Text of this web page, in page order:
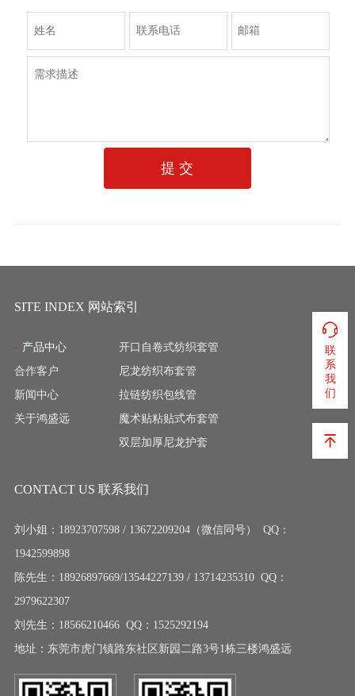
提 交
SITE INDEX 网站索引
产品中心
合作客户
新闻中心
关于鸿盛远
开口自卷式纺织套管
尼龙纺织布套管
拉链纺织包线管
魔术贴粘贴式布套管
双层加厚尼龙护套
CONTACT US 联系我们
刘小姐：18923707598 / 13672209204（微信同号） QQ：
1942599898
陈先生：18926897669/13544227139 / 13714235310 QQ：
2979622307
刘先生：18566210466 QQ：1525292194
地址：东莞市虎门镇路东社区新园二路3号1栋三楼鸿盛远
联
系
我
们